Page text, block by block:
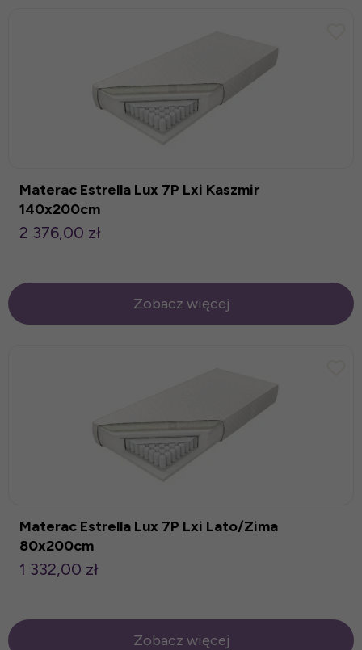
Materac Estrella Lux 7P Lxi Kaszmir
140x200cm
2 376,00 zł
Zobacz więcej
Materac Estrella Lux 7P Lxi Lato/Zima
80x200cm
1 332,00 zł
Zobacz więcej